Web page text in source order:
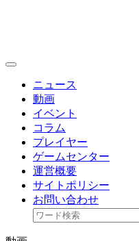
toggle
ニュース
動画
イベント
コラム
プレイヤー
ゲームセンター
運営概要
サイトポリシー
お問い合わせ